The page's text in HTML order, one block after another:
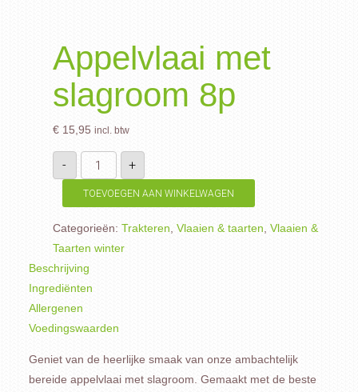
Appelvlaai met
slagroom 8p
€15,95 incl. btw
-
Appelvlaai
met
slagroom
8p
aantal
+
TOEVOEGEN AAN WINKELWAGEN
Categorieën: Trakteren Vlaaien & taarten Vlaaien &
Taarten winter
Beschrijving
Ingrediënten
Allergenen
Voedingswaarden
Geniet van de heerlijke smaak van onze ambachtelijk
bereide appelvlaai met slagroom. Gemaakt met de beste